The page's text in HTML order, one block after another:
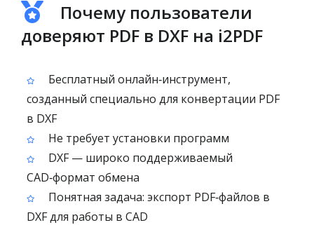
Почему пользователи
доверяют PDF в DXF на i2PDF
Бесплатный онлайн‑инструмент,
созданный специально для конвертации PDF
в DXF
Не требует установки программ
DXF — широко поддерживаемый
CAD‑формат обмена
Понятная задача: экспорт PDF‑файлов в
DXF для работы в CAD